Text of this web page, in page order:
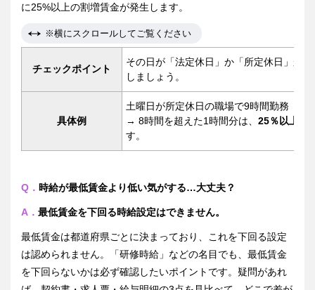
に25%以上の割増賃金が発生します。
※横にスクロールしてご覧ください
チェックポイント
その日が「法定休日」か「所定休日」か
しましょう。
具体例
土曜日が所定休日の職場で9時間勤務
→ 8時間を超えた1時間分は、 25％以上の
す。
Q． 時給が最低賃金より低い気がする…大丈夫？
A． 最低賃金を下回る時給設定はできません。
最低賃金は都道府県ごとに決まっており、これを下回る設定
は認められません。「研修時給」などの名目でも、最低賃金
を下回らないかは必ず確認したいポイントです。疑問があれ